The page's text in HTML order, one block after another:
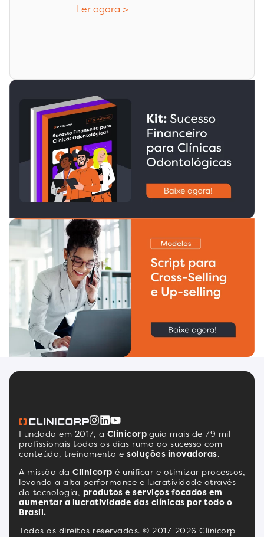
Ler agora >
Fundada em 2017, a Clinicorp guia mais de 79 mil
profissionais todos os dias rumo ao sucesso com
conteúdo, treinamento e soluções inovadoras.
A missão da Clinicorp é unificar e otimizar processos,
levando a alta performance e lucratividade através
da tecnologia, produtos e serviços focados em
aumentar a lucratividade das clínicas por todo o
Brasil.
Todos os direitos reservados. © 2017-2026 Clinicorp